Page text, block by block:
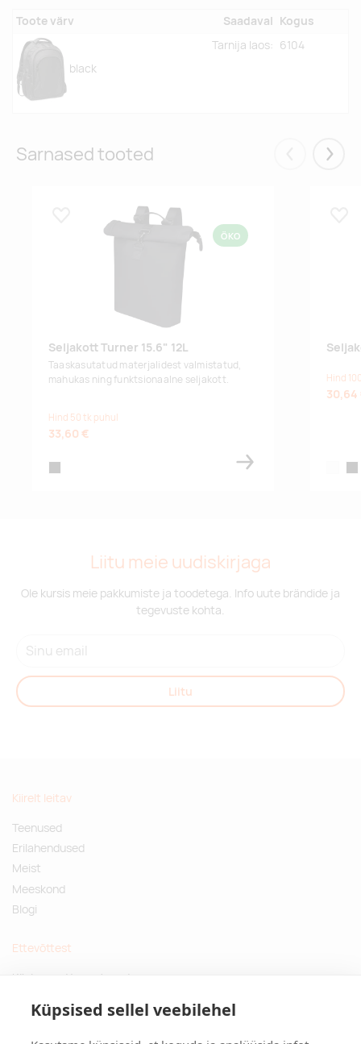
Küpsised sellel veebilehel
Toote värv Saadaval Kogus
black
Tarnija laos: 6104
Sarnased tooted Eelmised
Lisa lemmikuks
ÖKO
Seljakott Turner 15.6" 12L
Taaskasutatud materjalidest valmistatud,
mahukas ning funktsionaalne seljakott.
Hind 50 tk puhul
33,60 €
Hind
30,64
Liitu meie uudiskirjaga
Ole kursis meie pakkumiste ja toodetega. Info uute brändide ja
tegevuste kohta.
Liitu
Kiirelt leitav
Teenused
Erilahendused
Meist
Meeskond
Blogi
Ettevõttest
Küsimused ja vastused
Privaatsuspoliitika